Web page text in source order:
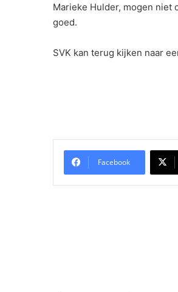
Marieke Hulder, mogen niet
goed.
SVK kan terug kijken naar
Facebook